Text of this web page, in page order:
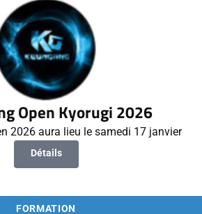
Open Kyorugi 2026
2026 aura lieu le samedi 17 janvier
Détails
FORMATION